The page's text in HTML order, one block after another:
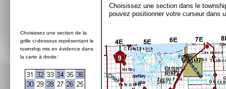
Choisissez une section de la
grille ci-dessous représentant le
township mis en évidence dans
la carte à droite:
Choisissez une section dans le
pouvez positionner votre curseur dans